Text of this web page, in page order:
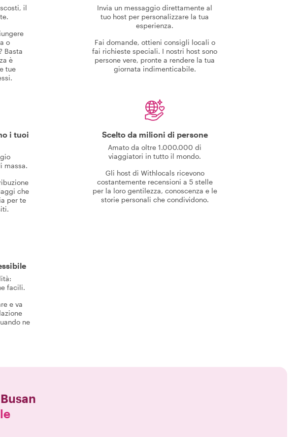
il
o
Basta
è
tue
Invia un messaggio direttamente al
tuo host per personalizzare la tua
esperienza.
Fai domande, ottieni consigli locali o
fai richieste speciali. I nostri host sono
persone vere, pronte a rendere la tua
giornata indimenticabile.
i tuoi
massa.
che
per te
Scelto da milioni di persone
Amato da oltre 1.000.000 di
viaggiatori in tutto il mondo.
Gli host di Withlocals ricevono
costantemente recensioni a 5 stelle
per la loro gentilezza, conoscenza e le
storie personali che condividono.
facili.
e va
ne
Busan